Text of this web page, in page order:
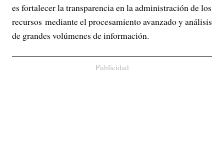
es fortalecer la transparencia en la administración de los
recursos mediante el procesamiento avanzado y análisis
de grandes volúmenes de información.
Publicidad